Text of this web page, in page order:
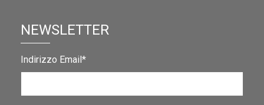
NEWSLETTER
Indirizzo Email*